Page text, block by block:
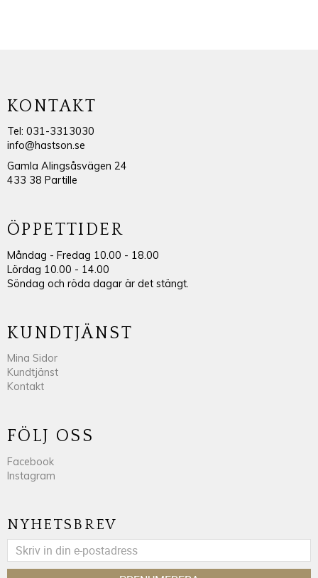
KONTAKT
Tel: 031-3313030
info@hastson.se
Gamla Alingsåsvägen 24
433 38 Partille
ÖPPETTIDER
Måndag - Fredag 10.00 - 18.00
Lördag 10.00 - 14.00
Söndag och röda dagar är det stängt.
KUNDTJÄNST
Mina Sidor
Kundtjänst
Kontakt
FÖLJ OSS
Facebook
Instagram
NYHETSBREV